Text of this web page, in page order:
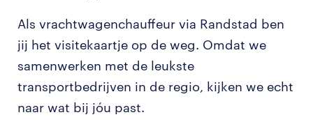
Als vrachtwagenchauffeur via Randstad ben
jij het visitekaartje op de weg. Omdat we
samenwerken met de leukste
transportbedrijven in de regio, kijken we echt
naar wat bij jóu past.